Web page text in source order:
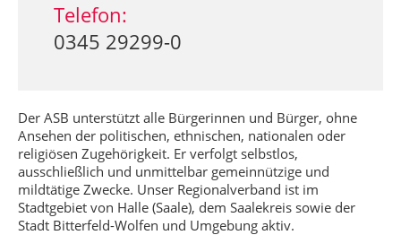
Der ASB unterstützt alle Bürgerinnen und Bürger, ohne
Ansehen der politischen, ethnischen, nationalen oder
religiösen Zugehörigkeit. Er verfolgt selbstlos,
ausschließlich und unmittelbar gemeinnützige und
mildtätige Zwecke. Unser Regionalverband ist im
Stadtgebiet von Halle (Saale), dem Saalekreis sowie der
Stadt Bitterfeld-Wolfen und Umgebung aktiv.
Telefon:
0345 29299-0